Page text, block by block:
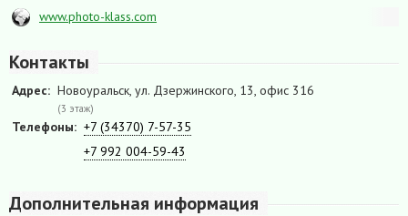
www.photo-klass.com
Контакты
Адрес: Новоуральск, ул. Дзержинского, 13, офис 316
(3 этаж)
Телефоны: +7 (34370) 7-57-35
+7 992 004-59-43
Дополнительная информация